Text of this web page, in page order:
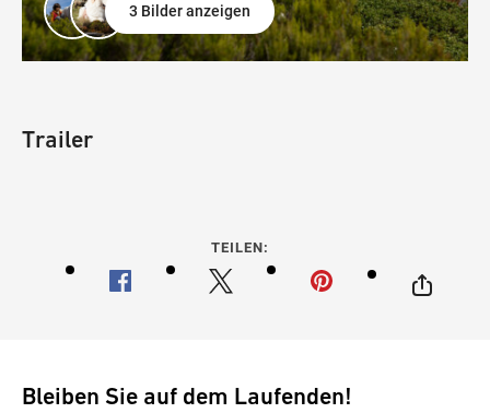
3 Bilder anzeigen
Trailer
TEILEN:
Bleiben Sie auf dem Laufenden!